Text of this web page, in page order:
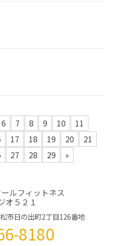
6 7 8 9 10
11
17 18 19 20
21
27 28 29 »
ルフィットネス
オ５２１
市日の出町2丁目126番地
8180